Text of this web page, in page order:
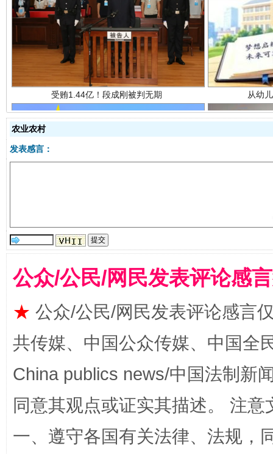
受贿1.44亿！段成刚被判无期 从幼
阿坝州三大球赛在茂县开幕 规模
农业农村
发表感言：
公众/公民/网民发表评论感
★ 公众/公民/网民发表评论感言
共传媒、中国公众传媒、中国全
China publics news/中国法制新
同意其观点或证实其描述。 注
一、遵守各国有关法律、法规，